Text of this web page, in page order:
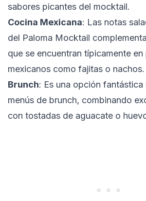
sabores picantes del mocktail.
Cocina Mexicana: Las notas
del Paloma Mocktail
que se encuentran típicamente
mexicanos como fajitas o nachos.
Brunch: Es una opción fantástica
menús de brunch, combinando
con tostadas de aguacate o